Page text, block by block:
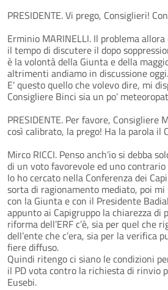
PRESIDENTE. Vi prego, Consiglieri!
Erminio MARINELLI. Il problema
il tempo di discutere il dopo
è la volontà della Giunta e della
altrimenti andiamo in discussione oggi.
E’ questo quello che volevo dire, mi
Consigliere Binci sia un po’
PRESIDENTE. Per favore, Consigliere
così calibrato, la prego! Ha la parola il
Mirco RICCI. Penso anch’io si debba
di un voto favorevole ed uno
Io ho cercato nella Conferenza dei
sorta di ragionamento mediato, poi
con la Giunta e con il Presidente
appunto ai Capigruppo la chiarezza di
riforma dell’ERF c’è, sia per quel che
dell’ente che c’era, sia per la verifica
fiere diffuso.
Quindi ritengo ci siano le condizioni
il PD vota contro la richiesta di rinvio
Eusebi.